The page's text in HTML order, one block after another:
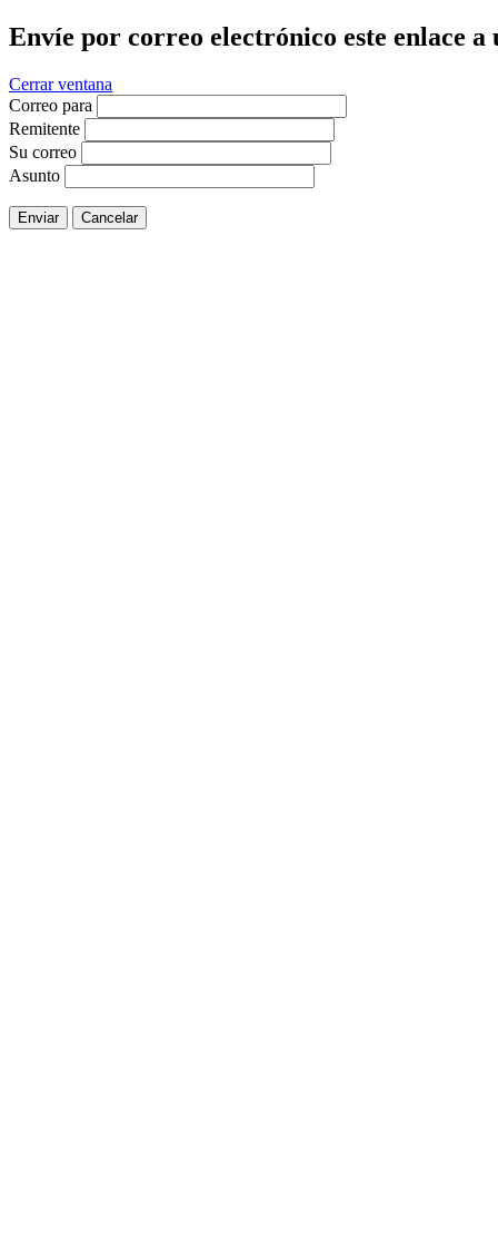
Envíe por correo electrónico este enlace a
Cerrar ventana
Correo para
Remitente
Su correo
Asunto
Enviar Cancelar